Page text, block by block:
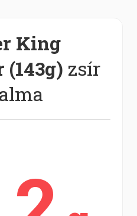
King
(143g) zsír